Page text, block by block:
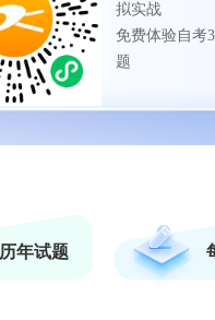
拟实战
免费体验自考
题
历年试题